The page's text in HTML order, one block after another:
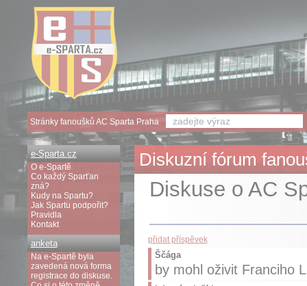
Diskuzní fórum
Diskuse o AC
přidat příspěvek
Ščága
by mohl oživit Franciho
e-Sparta.cz
O e-Spartě
Co každý Sparťan
zná?
Kudy na Spartu?
Jak Spartu podpořit?
Pravidla
Kontakt
anketa
Na e-Spartě byla
zavedená nová forma
registrace do diskuse.
Stránky fanoušků AC Sparta Praha